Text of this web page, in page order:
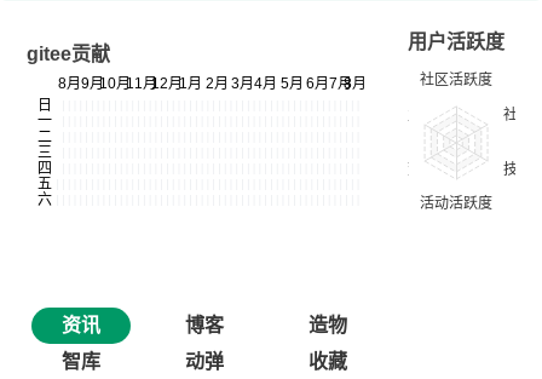
gitee贡献
用户活跃度
资讯 博客
造物
智库
动弹 收藏